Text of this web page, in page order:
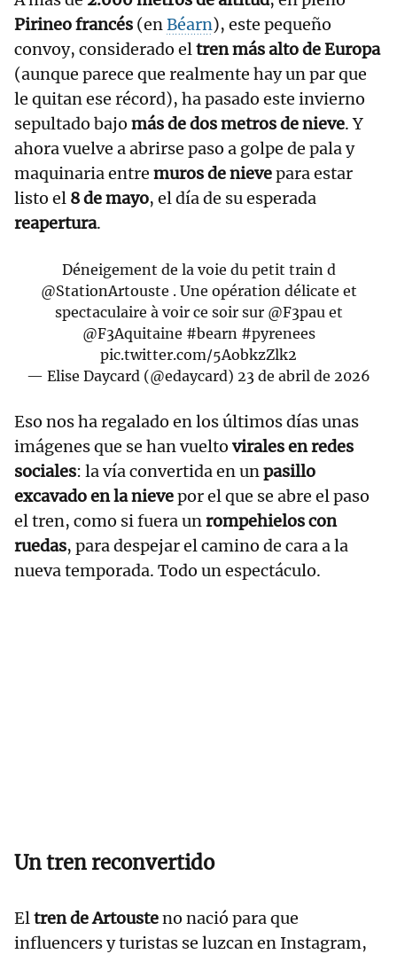
Pirineo francés (enBéarn), este pequeño
convoy, considerado eltren más alto de Europa
(aunque parece que realmente hay un par que
le quitan ese récord), ha pasado este invierno
sepultado bajo más de dos metros de nieve. Y
ahora vuelve a abrirse paso a golpe de pala y
maquinaria entre muros de nievepara estar
listo el 8 de mayo, el día de su esperada
reapertura.
Déneigement de la voie du petit train d
@StationArtouste . Une opération délicate et
spectaculaire à voir ce soir sur @F3pau et
@F3Aquitaine #bearn #pyrenees
pic.twitter.com/5AobkzZlk2
— Elise Daycard (@edaycard) 23 de abril de 2026
Eso nos ha regalado en los últimos días unas
imágenes que se han vuelto virales en redes
sociales: la vía convertida en unpasillo
excavado en la nievepor el que se abre el paso
el tren, como si fuera unrompehielos con
ruedas, para despejar el camino de cara a la
nueva temporada. Todo un espectáculo.
Un tren reconvertido
Eltren de Artousteno nació para que
influencers y turistas se luzcan en Instagram,